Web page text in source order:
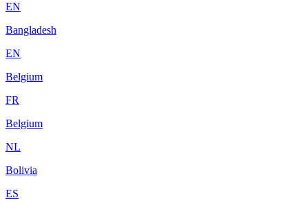
EN
Bangladesh
EN
Belgium
FR
Belgium
NL
Bolivia
ES